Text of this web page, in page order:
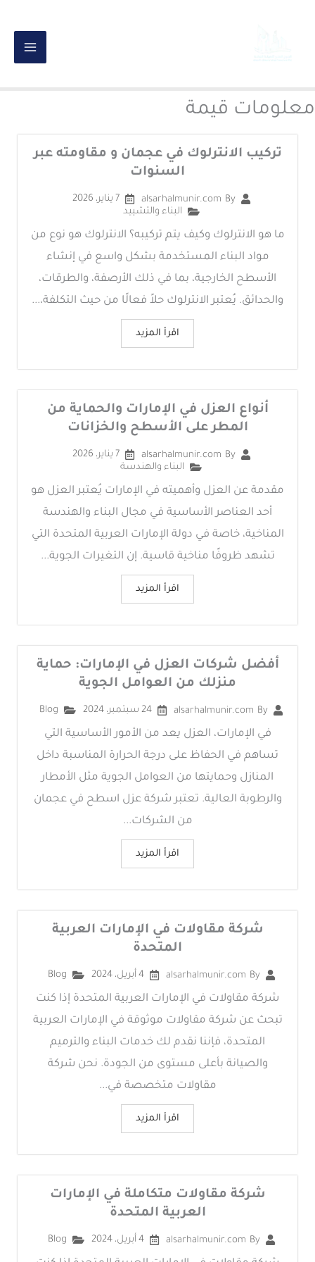
معلومات قيمة
تركيب الانترلوك في عجمان و مقاومته عبر
السنوات
By
alsarhalmunir.com
7 يناير، 2026
البناء والتشييد
ما هو الانترلوك وكيف يتم تركيبه؟ الانترلوك هو نوع من
مواد البناء المستخدمة بشكل واسع في إنشاء
الأسطح الخارجية، بما في ذلك الأرصفة، والطرقات،
والحدائق. يُعتبر الانترلوك حلاً فعالًا من حيث التكلفة،...
اقرأ المزيد
أنواع العزل في الإمارات والحماية من
المطر على الأسطح والخزانات
By
alsarhalmunir.com
7 يناير، 2026
البناء والهندسة
مقدمة عن العزل وأهميته في الإمارات يُعتبر العزل هو
أحد العناصر الأساسية في مجال البناء والهندسة
المناخية، خاصة في دولة الإمارات العربية المتحدة التي
تشهد ظروفًا مناخية قاسية. إن التغيرات الجوية...
اقرأ المزيد
أفضل شركات العزل في الإمارات: حماية
منزلك من العوامل الجوية
By
alsarhalmunir.com 24 سبتمبر، 2024 Blog
في الإمارات، العزل يعد من الأمور الأساسية التي
تساهم في الحفاظ على درجة الحرارة المناسبة داخل
المنازل وحمايتها من العوامل الجوية مثل الأمطار
والرطوبة العالية. تعتبر شركة عزل اسطح في عجمان
من الشركات...
اقرأ المزيد
شركة مقاولات في الإمارات العربية
المتحدة
By
alsarhalmunir.com 4 أبريل، 2024 Blog
شركة مقاولات في الإمارات العربية المتحدة إذا كنت
تبحث عن شركة مقاولات موثوقة في الإمارات العربية
المتحدة، فإننا نقدم لك خدمات البناء والترميم
والصيانة بأعلى مستوى من الجودة. نحن شركة
مقاولات متخصصة في...
اقرأ المزيد
شركة مقاولات متكاملة في الإمارات
العربية المتحدة
By
alsarhalmunir.com 4 أبريل، 2024 Blog